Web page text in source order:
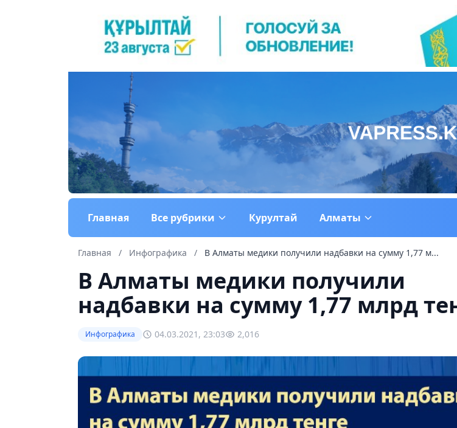
Главная Все рубрики Курултай Алматы
Главная / Инфографика / В Алматы медики получили надбавки на сумму 1,77 м...
В Алматы медики получили
надбавки на сумму 1,77 млрд
Инфографика 04.03.2021, 23:03 2,016